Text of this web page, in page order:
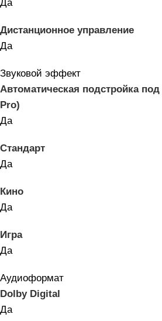
Да
Дистанционное управление
Да
Звуковой эффект
Автоматическая подстройка
Pro)
Да
Стандарт
Да
Кино
Да
Игра
Да
Аудиоформат
Dolby Digital
Да